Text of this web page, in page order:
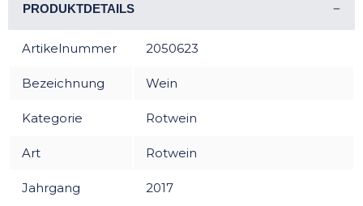
PRODUKTDETAILS
Artikelnummer 2050623
Bezeichnung Wein
Kategorie Rotwein
Art Rotwein
Jahrgang 2017